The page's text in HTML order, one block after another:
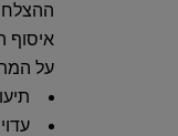
איסוף
על